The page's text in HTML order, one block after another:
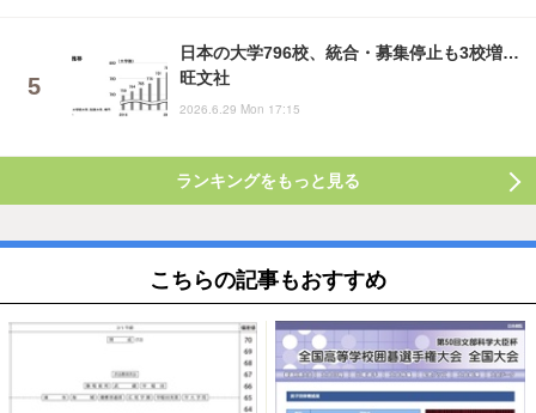
日本の大学796校、統合・募集停止も3校増…
旺文社
2026.6.29 Mon 17:15
ランキングをもっと見る
こちらの記事もおすすめ